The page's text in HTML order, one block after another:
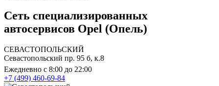
Сеть специализированных
автосервисов Opel (Опель)
СЕВАСТОПОЛЬСКИЙ
Севастопольский пр. 95 б, к.8
Ежедневно с 8:00 до 22:00
+7 (499) 460-69-84